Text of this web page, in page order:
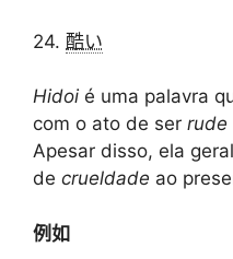
24. 酷い
Hidoi é uma palavra
com o ato de ser rude
Apesar disso, ela
de crueldade ao
例如